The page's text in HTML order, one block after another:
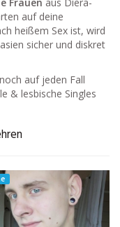
auf deine
heißem Sex ist, wird
sicher und diskret
auf jeden Fall
& lesbische Singles